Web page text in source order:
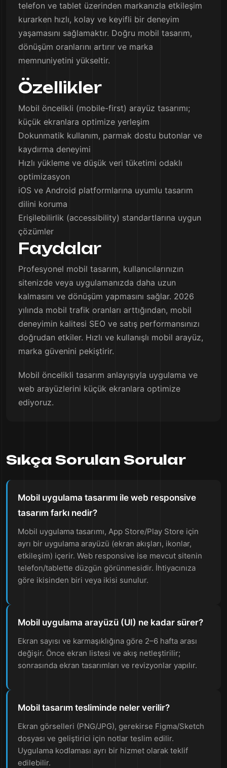
telefon ve tablet üzerinden markanızla etkileşim
kurarken hızlı, kolay ve keyifli bir deneyim
yaşamasını sağlamaktır. Doğru mobil tasarım,
dönüşüm oranlarını artırır ve marka
memnuniyetini yükseltir.
Özellikler
Mobil öncelikli (mobile-first) arayüz tasarımı;
küçük ekranlara optimize yerleşim
Dokunmatik kullanım, parmak dostu butonlar ve
kaydırma deneyimi
Hızlı yükleme ve düşük veri tüketimi odaklı
optimizasyon
iOS ve Android platformlarına uyumlu tasarım
dilini koruma
Erişilebilirlik (accessibility) standartlarına uygun
çözümler
Faydalar
Profesyonel mobil tasarım, kullanıcılarınızın
sitenizde veya uygulamanızda daha uzun
kalmasını ve dönüşüm yapmasını sağlar. 2026
yılında mobil trafik oranları arttığından, mobil
deneyimin kalitesi SEO ve satış performansınızı
doğrudan etkiler. Hızlı ve kullanışlı mobil arayüz,
marka güvenini pekiştirir.
Mobil öncelikli tasarım anlayışıyla uygulama ve
web arayüzlerini küçük ekranlara optimize
ediyoruz.
Sıkça Sorulan Sorular
Mobil uygulama tasarımı ile web responsive
tasarım farkı nedir?
Mobil uygulama tasarımı, App Store/Play Store için
ayrı bir uygulama arayüzü (ekran akışları, ikonlar,
etkileşim) içerir. Web responsive ise mevcut sitenin
telefon/tablette düzgün görünmesidir. İhtiyacınıza
göre ikisinden biri veya ikisi sunulur.
Mobil uygulama arayüzü (UI) ne kadar sürer?
Ekran sayısı ve karmaşıklığına göre 2–6 hafta arası
değişir. Önce ekran listesi ve akış netleştirilir;
sonrasında ekran tasarımları ve revizyonlar yapılır.
Mobil tasarım tesliminde neler verilir?
Ekran görselleri (PNG/JPG), gerekirse Figma/Sketch
dosyası ve geliştirici için notlar teslim edilir.
Uygulama kodlaması ayrı bir hizmet olarak teklif
edilebilir.